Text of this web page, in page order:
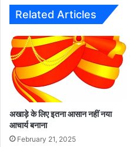
Related Articles
अखाड़े के लिए इतना आसान नहीं नया
आचार्य बनाना
February 21, 2025